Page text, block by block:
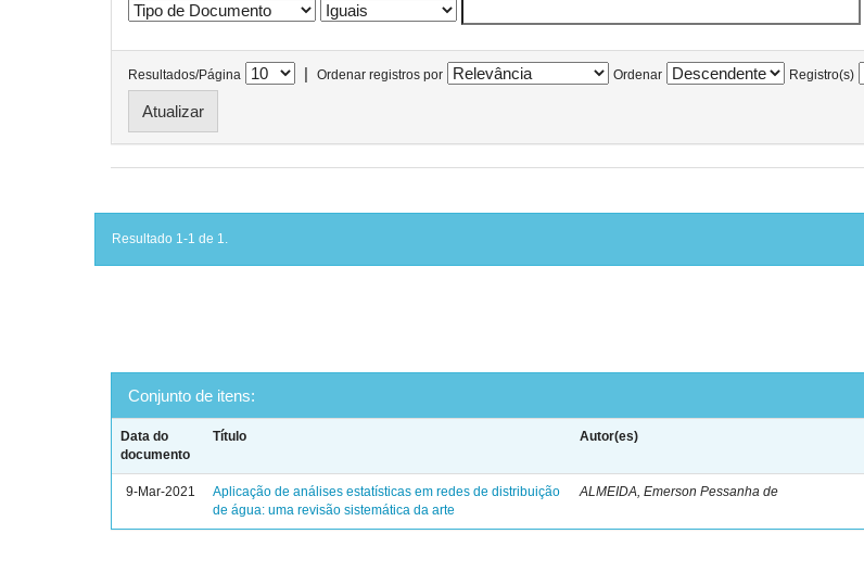
Resultados/Página | Ordenar registros por Ordenar Registro(s)
Resultado 1-1 de 1.
Conjunto de itens:
Data do
documento
Título Autor(es)
9-Mar-2021
Aplicação de análises estatísticas em redes de distribuição
de água: uma revisão sistemática da arte
ALMEIDA, Emerson Pessanha de